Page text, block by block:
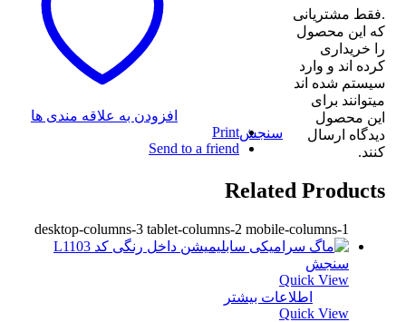
افزودن به علاقه مندی ها
سنجشPrint
Send to a friend
.فقط مشتریانی
که این محصول
را خریداری
کرده اند و وارد
سیستم شده اند
میتوانند برای
این محصول
دیدگاه ارسال
کنند.
Related Products
desktop-columns-3 tablet-columns-2 mobile-columns-1
سنجش
Quick View
اطلاعات بیشتر
Quick View